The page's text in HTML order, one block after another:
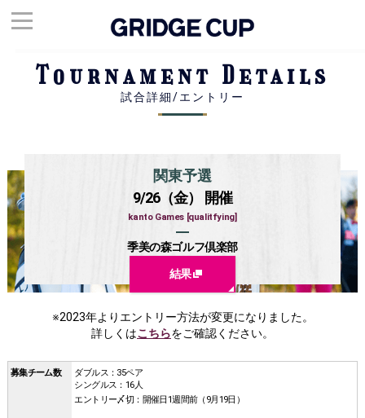
Tournament Details
試合詳細/エントリー
関東予選
9/26（金） 開催
kanto Games [qualitfying]
季美の森ゴルフ倶楽部
結果
※2023年よりエントリー方法が変更になりました。
詳しくはこちらをご確認ください。
募集チーム数
ダブルス：35ペア
シングルス：16人
エントリー〆切：開催日1週間前（9月19日）